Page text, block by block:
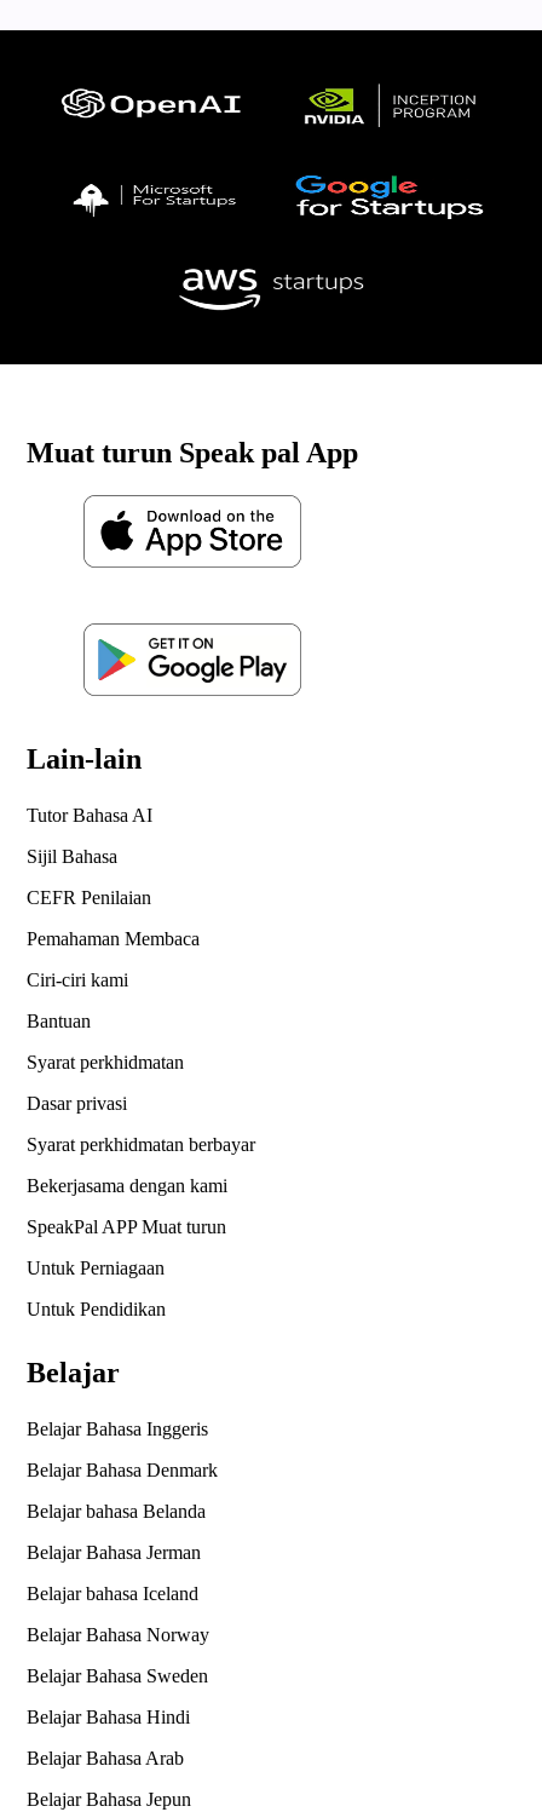
Muat turun Speak pal App
Lain-lain
Tutor Bahasa AI
Sijil Bahasa
CEFR Penilaian
Pemahaman Membaca
Ciri-ciri kami
Bantuan
Syarat perkhidmatan
Dasar privasi
Syarat perkhidmatan berbayar
Bekerjasama dengan kami
SpeakPal APP Muat turun
Untuk Perniagaan
Untuk Pendidikan
Belajar
Belajar Bahasa Inggeris
Belajar Bahasa Denmark
Belajar bahasa Belanda
Belajar Bahasa Jerman
Belajar bahasa Iceland
Belajar Bahasa Norway
Belajar Bahasa Sweden
Belajar Bahasa Hindi
Belajar Bahasa Arab
Belajar Bahasa Jepun